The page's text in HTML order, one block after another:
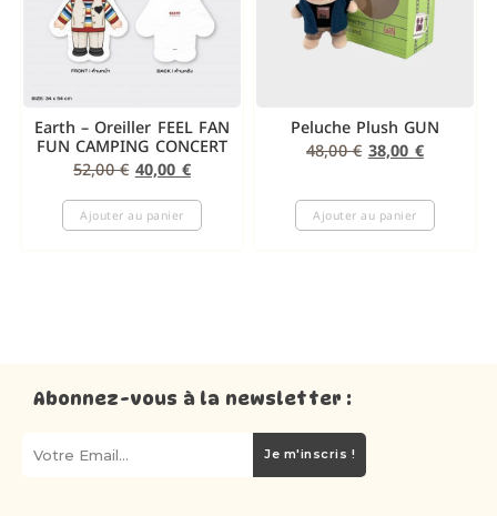
Earth – Oreiller FEEL FAN
FUN CAMPING CONCERT
52,00€ 40,00 €
Ajouter au panier
Peluche Plush GUN
48,00€ 38,00 €
Ajouter au panier
Abonnez-vous à la newsletter :
Je m'inscris !